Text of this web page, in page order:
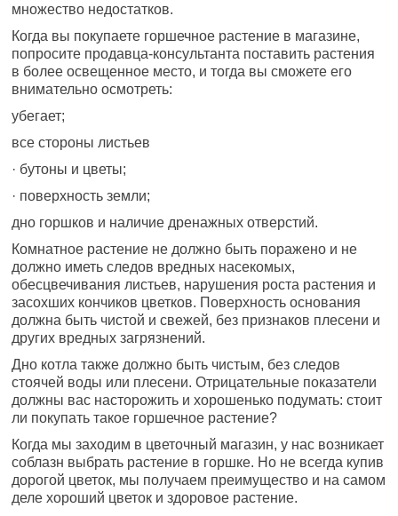
множество недостатков.
Когда вы покупаете горшечное растение в магазине,
попросите продавца-консультанта поставить растения
в более освещенное место, и тогда вы сможете его
внимательно осмотреть:
убегает;
все стороны листьев
· бутоны и цветы;
· поверхность земли;
дно горшков и наличие дренажных отверстий.
Комнатное растение не должно быть поражено и не
должно иметь следов вредных насекомых,
обесцвечивания листьев, нарушения роста растения и
засохших кончиков цветков. Поверхность основания
должна быть чистой и свежей, без признаков плесени и
других вредных загрязнений.
Дно котла также должно быть чистым, без следов
стоячей воды или плесени. Отрицательные показатели
должны вас насторожить и хорошенько подумать: стоит
ли покупать такое горшечное растение?
Когда мы заходим в цветочный магазин, у нас возникает
соблазн выбрать растение в горшке. Но не всегда купив
дорогой цветок, мы получаем преимущество и на самом
деле хороший цветок и здоровое растение.